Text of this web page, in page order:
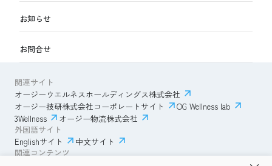
お知らせ
お問合せ
関連サイト
オージーウエルネスホールディングス株式会社
オージー技研株式会社コーポレートサイト
OG Wellness lab
3Wellness
オージー物流株式会社
外国語サイト
Englishサイト
中文サイト
関連コンテンツ